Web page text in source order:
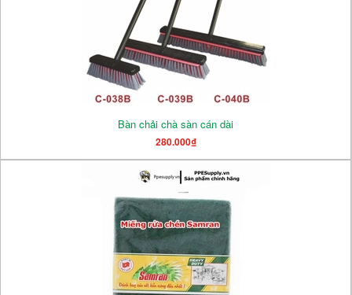
Bàn chải chà sàn cán dài
280.000₫